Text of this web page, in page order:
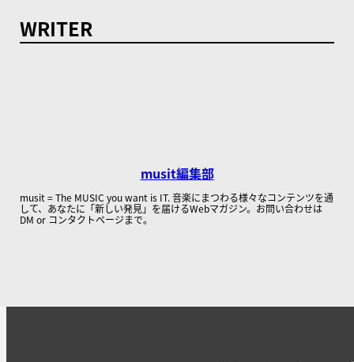
WRITER
musit編集部
musit = The MUSIC you want is IT. 音楽にまつわる様々なコンテンツを通
して、あなたに「新しい発見」を届けるWebマガジン。お問い合わせは
DM or コンタクトページまで。